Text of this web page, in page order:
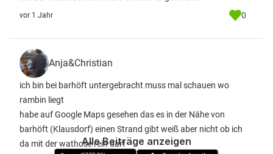
vor 1 Jahr 0
Anja&Christian
ich bin bei barhöft untergebracht muss mal schauen wo
rambin liegt
habe auf Google Maps gesehen das es in der Nähe von
barhöft (Klausdorf) einen Strand gibt weiß aber nicht ob ich
da mit der wathose rein darfAlle Beiträge anzeigen